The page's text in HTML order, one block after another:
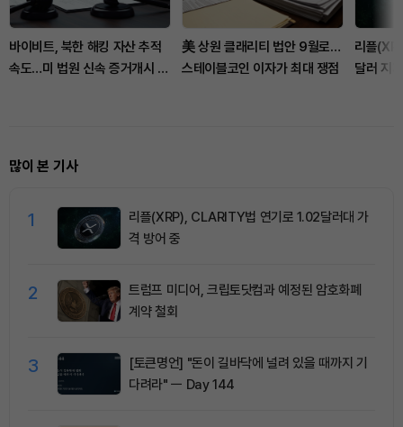
바이비트, 북한 해킹 자산 추적
속도…미 법원 신속 증거개시 허
美 상원 클래리티 법안 9월로…
스테이블코인 이자가 최대 쟁점
리플
달러 지
많이 본 기사
1
리플(XRP), CLARITY법 연기로 1.02달러대 가
격 방어 중
2
트럼프 미디어, 크립토닷컴과 예정된 암호화폐
계약 철회
3
[토큰명언] "돈이 길바닥에 널려 있을 때까지 기
다려라" ㅡ Day 144